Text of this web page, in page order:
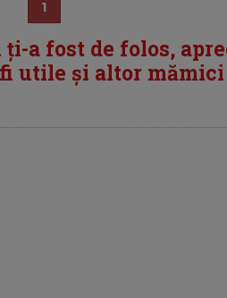
1
a fost de folos,
utile și altor